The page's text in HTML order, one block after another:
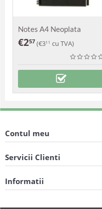
Notes A4 Neoplata
€257 (€311 cu TVA)
Contul meu
Servicii Clienti
Informatii